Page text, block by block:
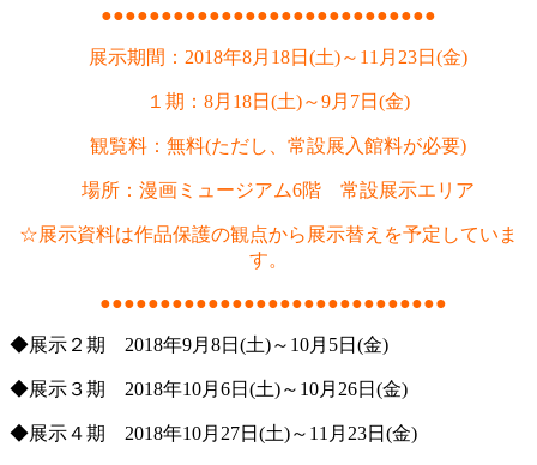
●●●●●●●●●●●●●●●●●●●●●●●●●●●●
展示期間：2018年8月18日(土)～11月23日(金)
１期：8月18日(土)～9月7日(金)
観覧料：無料(ただし、常設展入館料が必要)
場所：漫画ミュージアム6階 常設展示エリア
☆展示資料は作品保護の観点から展示替えを予定していま
す。
●●●●●●●●●●●●●●●●●●●●●●●●●●●●●
◆展示２期 2018年9月8日(土)～10月5日(金)
◆展示３期 2018年10月6日(土)～10月26日(金)
◆展示４期 2018年10月27日(土)～11月23日(金)